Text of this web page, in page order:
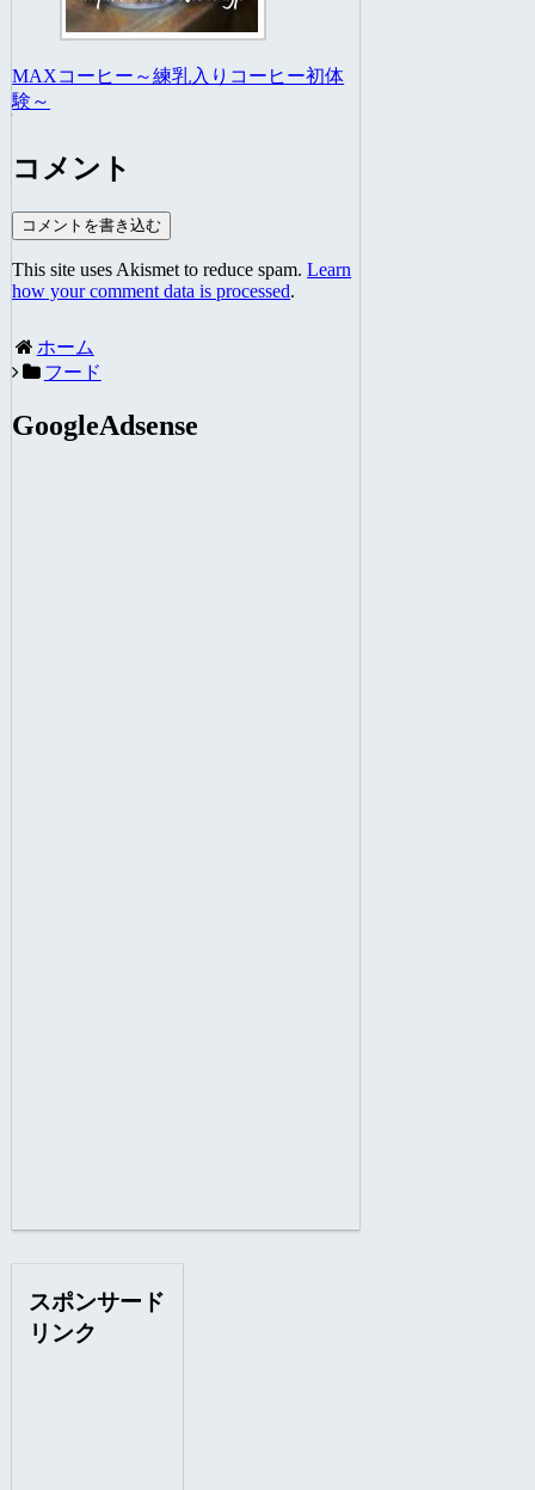
MAXコーヒー～練乳入りコーヒー初体
験～
コメント
コメントを書き込む
This site uses Akismet to reduce spam.Learn
how your comment data is processed.
ホーム
フード
GoogleAdsense
スポンサード
リンク